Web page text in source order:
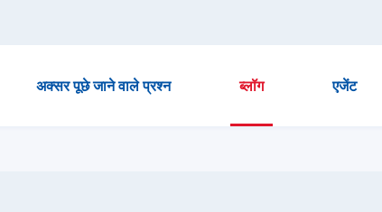
अक्सर पूछे जाने वाले प्रश्न ब्लॉग एजेंट